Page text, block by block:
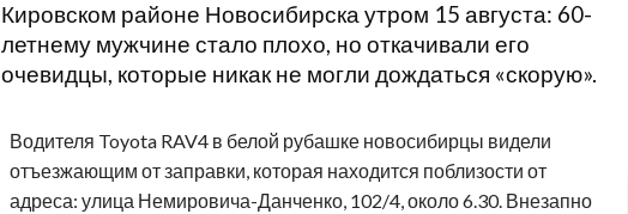
Кировском районе Новосибирска утром 15 августа: 60-
летнему мужчине стало плохо, но откачивали его
очевидцы, которые никак не могли дождаться «скорую».
Водителя Toyota RAV4 в белой рубашке новосибирцы видели
отъезжающим от заправки, которая находится поблизости от
адреса: улица Немировича-Данченко, 102/4, около 6.30. Внезапно